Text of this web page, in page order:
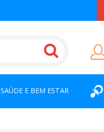
SAÚDE E BEM ESTAR